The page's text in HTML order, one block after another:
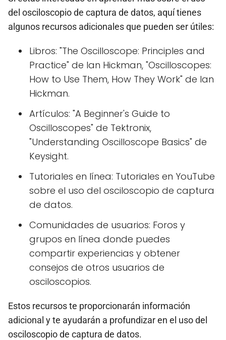
del osciloscopio de captura de datos, aquí tienes
algunos recursos adicionales que pueden ser útiles:
Libros: "The Oscilloscope: Principles and
Practice" de Ian Hickman, "Oscilloscopes:
How to Use Them, How They Work" de Ian
Hickman.
Artículos: "A Beginner's Guide to
Oscilloscopes" de Tektronix,
"Understanding Oscilloscope Basics" de
Keysight.
Tutoriales en línea: Tutoriales en YouTube
sobre el uso del osciloscopio de captura
de datos.
Comunidades de usuarios: Foros y
grupos en línea donde puedes
compartir experiencias y obtener
consejos de otros usuarios de
osciloscopios.
Estos recursos te proporcionarán información
adicional y te ayudarán a profundizar en el uso del
osciloscopio de captura de datos.